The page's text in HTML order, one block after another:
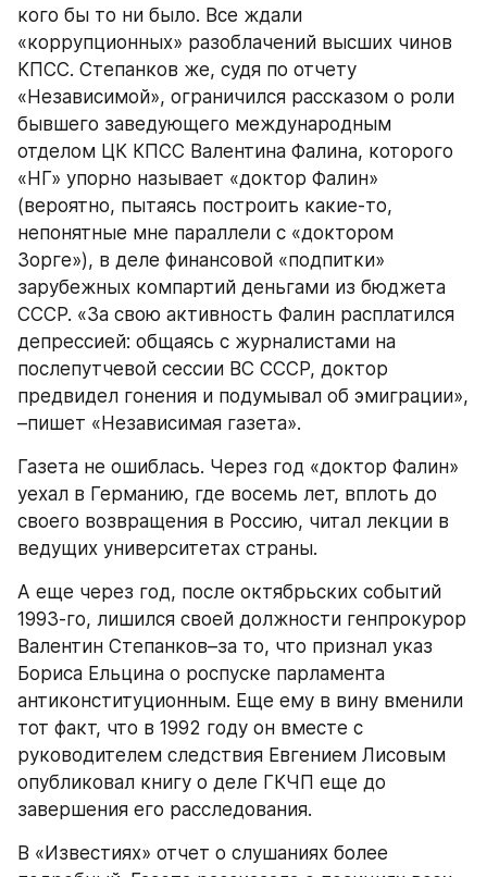
кого бы то ни было. Все ждали
«коррупционных» разоблачений высших чинов
КПСС. Степанков же, судя по отчету
«Независимой», ограничился рассказом о роли
бывшего заведующего международным
отделом ЦК КПСС Валентина Фалина, которого
«НГ» упорно называет «доктор Фалин»
(вероятно, пытаясь построить какие-то,
непонятные мне параллели с «доктором
Зорге»), в деле финансовой «подпитки»
зарубежных компартий деньгами из бюджета
СССР. «За свою активность Фалин расплатился
депрессией: общаясь с журналистами на
послепутчевой сессии ВС СССР, доктор
предвидел гонения и подумывал об эмиграции»,
–пишет «Независимая газета».
Газета не ошиблась. Через год «доктор Фалин»
уехал в Германию, где восемь лет, вплоть до
своего возвращения в Россию, читал лекции в
ведущих университетах страны.
А еще через год, после октябрьских событий
1993-го, лишился своей должности генпрокурор
Валентин Степанков–за то, что признал указ
Бориса Ельцина о роспуске парламента
антиконституционным. Еще ему в вину вменили
тот факт, что в 1992 году он вместе с
руководителем следствия Евгением Лисовым
опубликовал книгу о деле ГКЧП еще до
завершения его расследования.
В «Известиях» отчет о слушаниях более